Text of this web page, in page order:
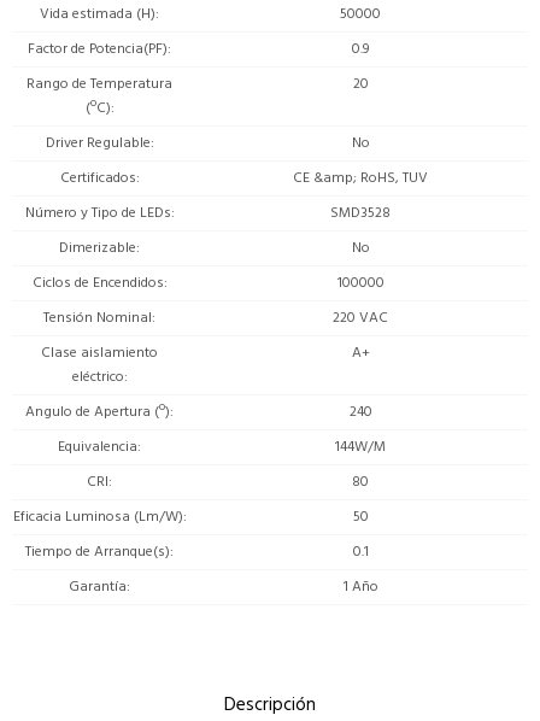
Vida estimada (H)
50000
Factor de Potencia(PF)
0.9
Rango de Temperatura
(ºC)
20
Driver Regulable
No
Certificados
CE &amp; RoHS, TUV
Número y Tipo de LEDs
SMD3528
Dimerizable
No
Ciclos de Encendidos
100000
Tensión Nominal
220 VAC
Clase aislamiento
eléctrico
A+
Angulo de Apertura (º)
240
Equivalencia
144W/M
CRI
80
Eficacia Luminosa (Lm/W)
50
Tiempo de Arranque(s)
0.1
Garantía
1 Año
Descripción